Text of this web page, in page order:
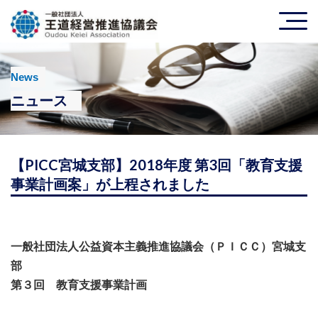
News
ニュース
【PICC宮城支部】2018年度 第3回「教育支援
事業計画案」が上程されました
一般社団法人公益資本主義推進協議会（ＰＩＣＣ）宮城支
部
第３回 教育支援事業計画